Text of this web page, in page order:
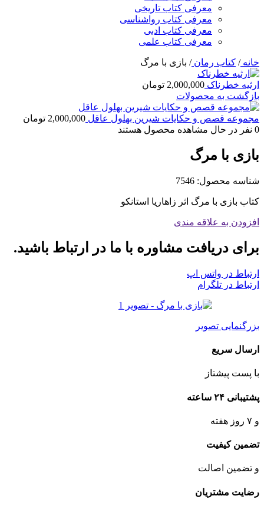
معرفی کتاب تاریخی
معرفی کتاب رواشناسی
معرفی کتاب ادبی
معرفی کتاب علمی
خانه/ کتاب رمان/ بازی با مرگ
ارثیه خطرناک 2,000,000 تومان
بازگشت به محصولات
مجموعه قصص و حکایات شیرین بهلول عاقل 2,000,000 تومان
0 نفر در حال مشاهده محصول هستند
بازی با مرگ
شناسه محصول: 7546
کتاب بازی با مرگ اثر زاهاریا استانکو
افزودن به علاقه مندی
برای دریافت مشاوره با ما در ارتباط باشید.
ارتباط در واتس اپ
ارتباط در تلگرام
بزرگنمایی تصویر
ارسال سریع
با پست پیشتاز
پشتیبانی ۲۴ ساعته
و ۷ روز هفته
تضمین کیفیت
و تضمین اصالت
رضایت مشتریان